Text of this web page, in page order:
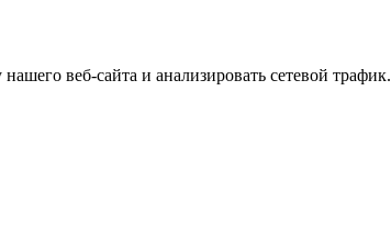
веб-сайта и анализировать сетевой трафик.